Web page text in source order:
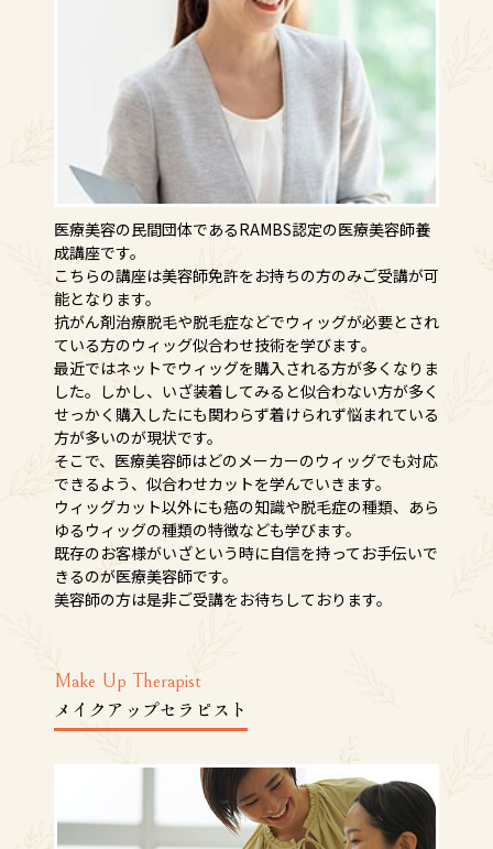
医療美容の民間団体であるRAMBS認定の医療美容師養
成講座です。
こちらの講座は美容師免許をお持ちの方のみご受講が可
能となります。
抗がん剤治療脱毛や脱毛症などでウィッグが必要とされ
ている方のウィッグ似合わせ技術を学びます。
最近ではネットでウィッグを購入される方が多くなりま
した。しかし、いざ装着してみると似合わない方が多く
せっかく購入したにも関わらず着けられず悩まれている
方が多いのが現状です。
そこで、医療美容師はどのメーカーのウィッグでも対応
できるよう、似合わせカットを学んでいきます。
ウィッグカット以外にも癌の知識や脱毛症の種類、あら
ゆるウィッグの種類の特徴なども学びます。
既存のお客様がいざという時に自信を持ってお手伝いで
きるのが医療美容師です。
美容師の方は是非ご受講をお待ちしております。
Make Up Therapist
メイクアップセラピスト